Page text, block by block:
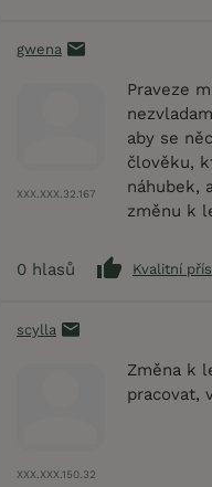
gwena
XXX.XXX.32.167
Praveze
aby se
člověku,
náhubek,
změnu k
0 hlasů Kvalitní
scylla
XXX.XXX.150.32
Změna k
pracovat,